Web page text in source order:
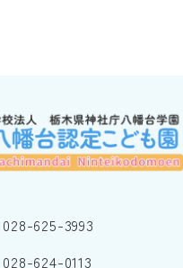
625-3993
624-0113